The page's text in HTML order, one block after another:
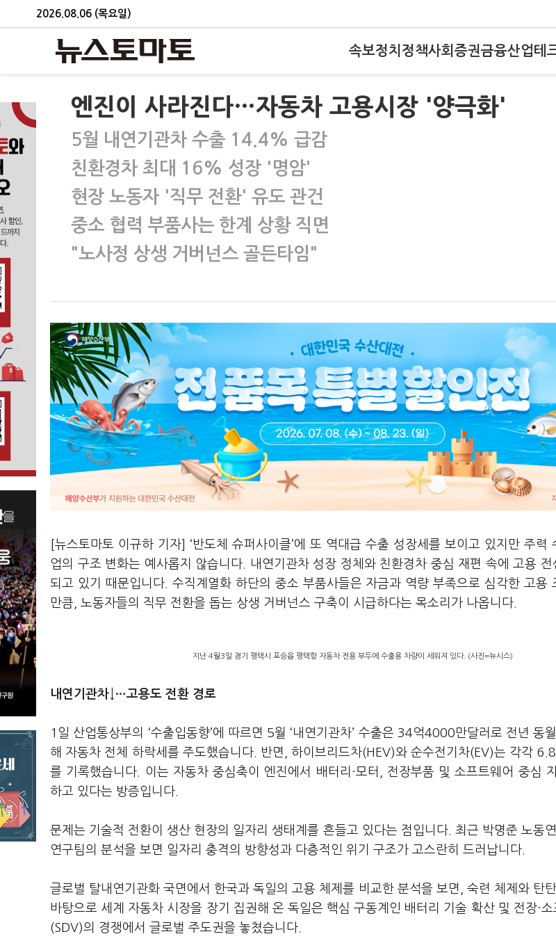
2026.08.06 (목요일)
속보정치 정책사회 증권금융산업테
엔진이 사라진다…자동차 고용시장 '양극화'
5월 내연기관차 수출 14.4% 급감
친환경차 최대 16% 성장 '명암'
현장 노동자 '직무 전환' 유도 관건
중소 협력 부품사는 한계 상황 직면
"노사정 상생 거버넌스 골든타임"
[뉴스토마토 이규하 기자] ‘반도체 슈퍼사이클’에 또 역대급 수출 성장세를 보이고 있지만 주력
업의 구조 변화는 예사롭지 않습니다. 내연기관차 성장 정체와 친환경차 중심 재편 속에 고용
되고 있기 때문입니다. 수직계열화 하단의 중소 부품사들은 자금과 역량 부족으로 심각한 고용
만큼, 노동자들의 직무 전환을 돕는 상생 거버넌스 구축이 시급하다는 목소리가 나옵니다.
지난 4월3일 경기 평택시 포승읍 평택항 자동차 전용 부두에 수출용 차량이 세워져 있다. (사진=뉴시스)
내연기관차↓…고용도 전환 경로
1일 산업통상부의 ‘수출입동향’에 따르면 5월 ‘내연기관차’ 수출은 34억4000만달러로 전년
해 자동차 전체 하락세를 주도했습니다. 반면, 하이브리드차(HEV)와 순수전기차(EV)는 각각
를 기록했습니다. 이는 자동차 중심축이 엔진에서 배터리·모터, 전장부품 및 소프트웨어 중심
하고 있다는 방증입니다.
문제는 기술적 전환이 생산 현장의 일자리 생태계를 흔들고 있다는 점입니다. 최근 박명준 노동
연구팀의 분석을 보면 일자리 충격의 방향성과 다층적인 위기 구조가 고스란히 드러납니다.
글로벌 탈내연기관화 국면에서 한국과 독일의 고용 체제를 비교한 분석을 보면, 숙련 체제와 탄
바탕으로 세계 자동차 시장을 장기 집권해 온 독일은 핵심 구동계인 배터리 기술 확산 및 전장·
(SDV)의 경쟁에서 글로벌 주도권을 놓쳤습니다.